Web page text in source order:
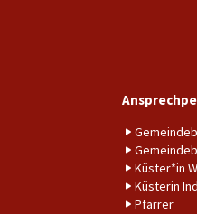
Küster*in
Küsterin
Pfarrer